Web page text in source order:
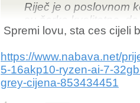
Riječ je o poslovnom
su šarke kvalitetne,
uglavnom ga
Cijena: MAX 2300
Spremi lovu, sta ces cijeli
https://www.nabava.net/
5-16akp10-ryzen-ai-7-
grey-cijena-853434451